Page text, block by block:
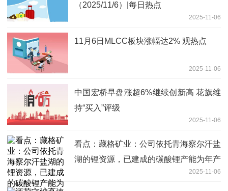
（2025/11/6）|每日热点
2025-11-06
11月6日MLCC板块涨幅达2% 观热点
2025-11-06
中国宏桥早盘涨超6%继续创新高 花旗维
持“买入”评级
2025-11-06
看点：藏格矿业：公司依托青海察尔汗盐
湖的锂资源，已建成的碳酸锂产能为年产
2025-11-06